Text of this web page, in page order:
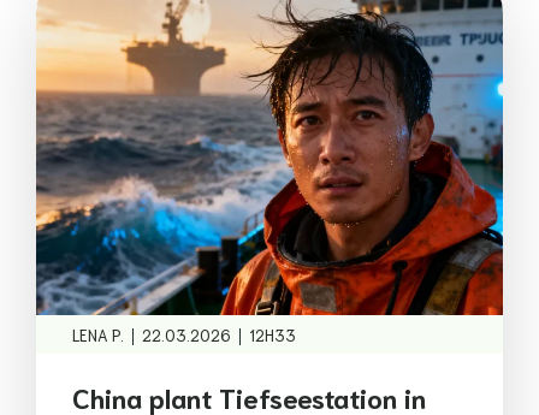
LENA P. | 22.03.2026 | 12H33
China plant Tiefseestation in